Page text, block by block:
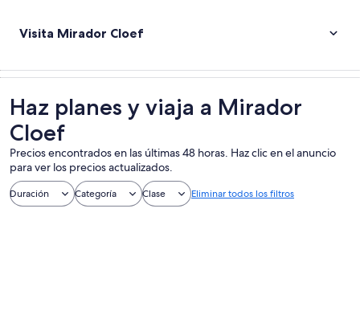
Visita Mirador Cloef
Haz planes y viaja a Mirador
Cloef
Precios encontrados en las últimas 48 horas. Haz clic en el anuncio
para ver los precios actualizados.
Duración Categoría Clase Eliminar todos los filtros